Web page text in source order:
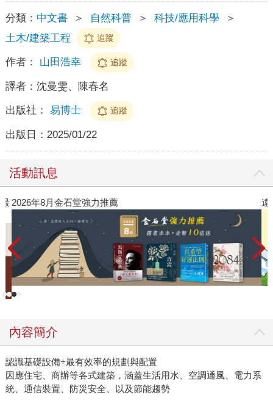
分類： 中文書 ＞ 自然科普 ＞ 科技/應用科學
＞
土木/建築工程
追蹤
作者： 山田浩幸 追蹤
譯者： 沈曼雯、陳春名
出版社： 易博士 追蹤
出版日： 2025/01/22
活動訊息
2026年8月金石堂強力推薦 遠
內容簡介
認識基礎設備+最有效率的規劃與配置
因應住宅、商辦等各式建築，涵蓋生活用水、空調通風、電力系
統、通信裝置、防災安全、以及節能趨勢